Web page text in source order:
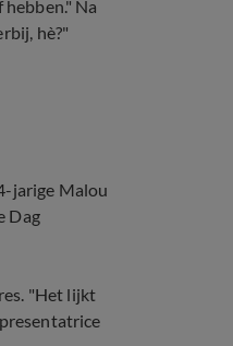
Na
hè?"
jarige Malou
Dag
"Het lijkt